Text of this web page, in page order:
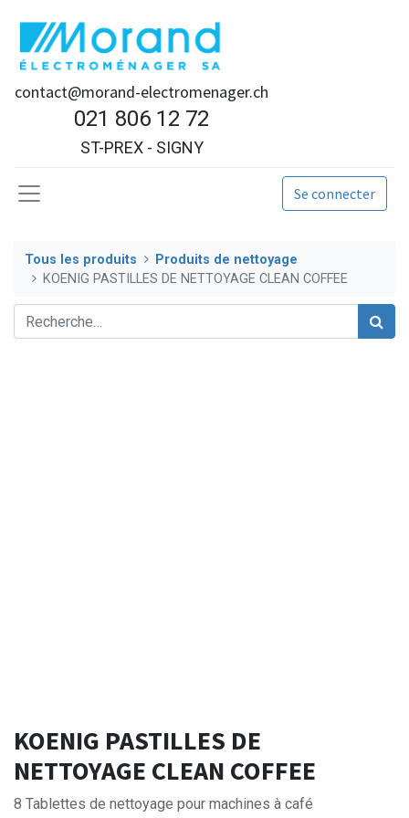
contact@morand-electromenager.ch
021 806 12 72
ST-PREX - SIGNY
Se connecter
Tous les produits
Produits de nettoyage
KOENIG PASTILLES DE NETTOYAGE CLEAN COFFEE
KOENIG PASTILLES DE
NETTOYAGE CLEAN COFFEE
8 Tablettes de nettoyage pour machines à café